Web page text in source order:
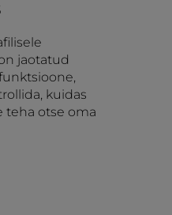
jaotatud
kuidas
teha otse oma